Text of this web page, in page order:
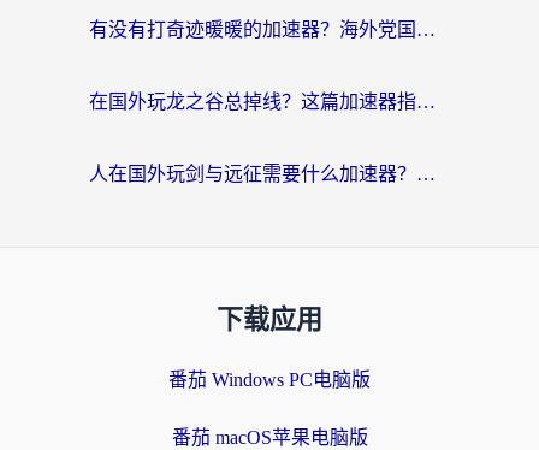
有没有打奇迹暖暖的加速器？海外党国服游戏畅玩不卡顿的秘密
在国外玩龙之谷总掉线？这篇加速器指南帮你告别延迟卡顿！
人在国外玩剑与远征需要什么加速器？老玩家亲测的避坑指南来了
下载应用
番茄 Windows PC电脑版
番茄 macOS苹果电脑版